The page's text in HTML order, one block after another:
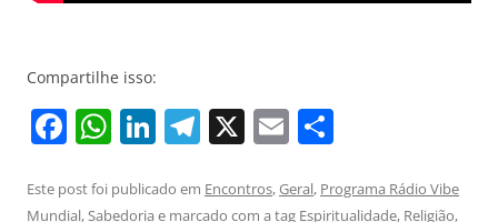
Compartilhe isso:
F
c
W
at
Li
k
T
e
X E
ai ar
Este post foi publicado em Encontros,Geral, Programa Rádio Vibe
Mundial,Sabedoria e marcado com a tag Espiritualidade, Religião,